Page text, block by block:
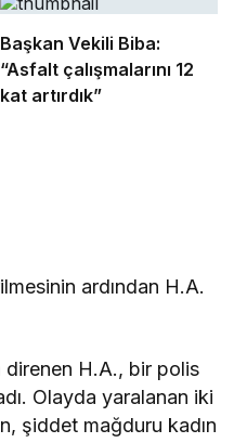
Başkan Vekili Biba:
“Asfalt çalışmalarını 12
kat artırdık”
ardından H.A.
direnen H.A., bir polis
Olayda yaralanan iki
şiddet mağduru kadın